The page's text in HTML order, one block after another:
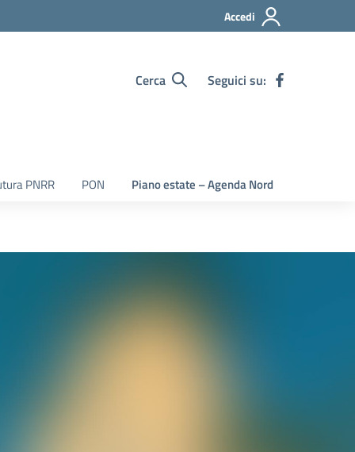
Accedi
Cerca Seguici su:
PNRR PON Piano estate – Agenda Nord